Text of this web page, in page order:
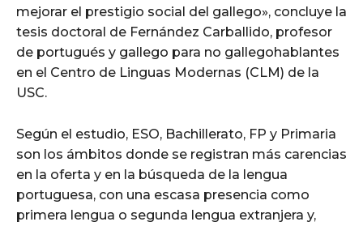
mejorar el prestigio social del gallego», concluye la
tesis doctoral de Fernández Carballido, profesor
de portugués y gallego para no gallegohablantes
en el Centro de Linguas Modernas (CLM) de la
USC.
Según el estudio, ESO, Bachillerato, FP y Primaria
son los ámbitos donde se registran más carencias
en la oferta y en la búsqueda de la lengua
portuguesa, con una escasa presencia como
primera lengua o segunda lengua extranjera y,